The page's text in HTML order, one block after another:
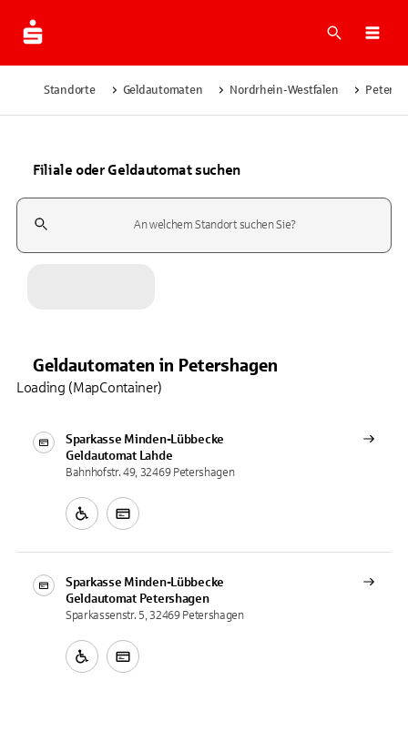
Suche
Standorte Geldautomaten Nordrhein-Westfalen
Filiale oder Geldautomat suchen
Suchfeld
Geldautomaten in Petershagen
Sparkasse Minden-Lübbecke
Geldautomat
Lahde
Bahnhofstr. 49, 32469 Petershagen
Sparkasse Minden-Lübbecke
Geldautomat Petershagen
Sparkassenstr. 5, 32469 Petershagen
Loading (MapContainer)